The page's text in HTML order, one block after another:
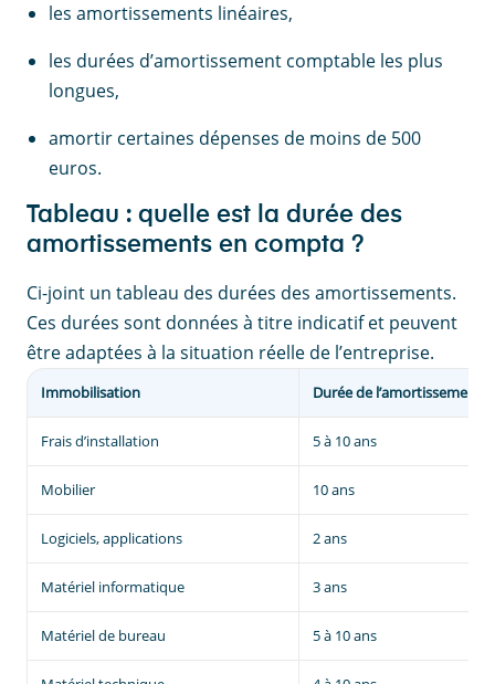
les amortissements linéaires,
les durées d’amortissement comptable les plus
longues,
amortir certaines dépenses de moins de 500
euros.
Tableau : quelle est la durée des
amortissements en compta ?
Ci-joint un tableau des durées des amortissements.
Ces durées sont données à titre indicatif et peuvent
être adaptées à la situation réelle de l’entreprise.
Immobilisation Durée de l’amortissement
Frais d’installation 5 à 10 ans
Mobilier 10 ans
Logiciels, applications 2 ans
Matériel informatique 3 ans
Matériel de bureau 5 à 10 ans